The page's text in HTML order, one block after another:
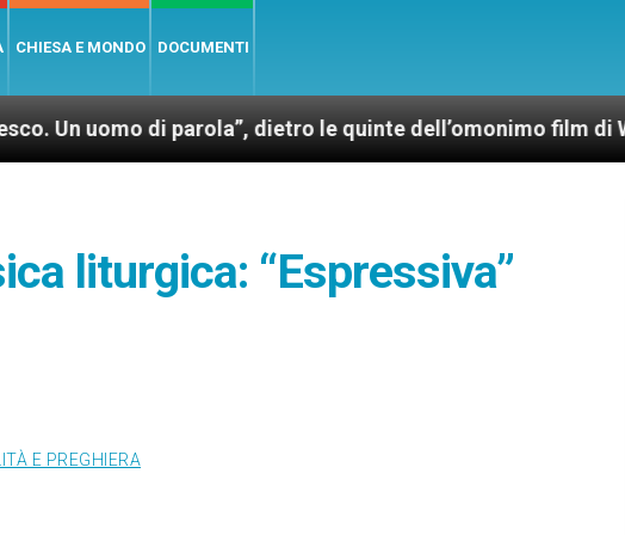
CHIESA E MONDO DOCUMENTI
di parola”, dietro le quinte dell’omonimo film di Wim Wenders
liturgica: “Espressiva”
E PREGHIERA